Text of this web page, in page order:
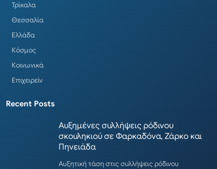
Τρίκαλα
Θεσσαλία
Ελλάδα
Κόσμος
Κοινωνικά
Επιχειρείν
Recent Posts
Αυξημένες συλλήψεις ρόδινου
σκουληκιού σε Φαρκαδόνα, Ζάρκο και
Πηνειάδα
Αυξητική τάση στις συλλήψεις ρόδινου